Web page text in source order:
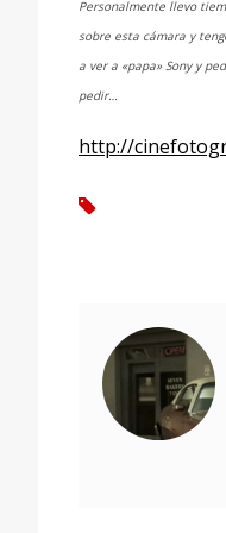
Personalmente llevo
sobre esta cámara y
a ver a «papa» Sony y
pedir…
http://
tag